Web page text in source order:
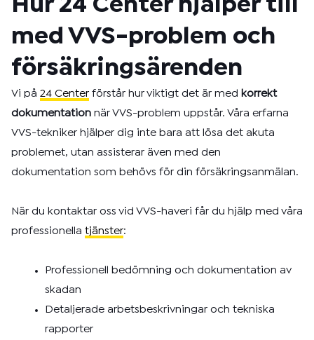
Hur 24 Center hjälper till
med VVS-problem och
försäkringsärenden
Vi på 24 Center förstår hur viktigt det är med korrekt
dokumentation när VVS-problem uppstår. Våra erfarna
VVS-tekniker hjälper dig inte bara att lösa det akuta
problemet, utan assisterar även med den
dokumentation som behövs för din försäkringsanmälan.
När du kontaktar oss vid VVS-haveri får du hjälp med våra
professionella tjänster:
Professionell bedömning och dokumentation av
skadan
Detaljerade arbetsbeskrivningar och tekniska
rapporter